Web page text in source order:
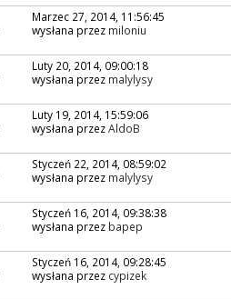
Marzec 27, 2014, 11:56:45
wysłana przez miloniu
Luty 20, 2014, 09:00:18
wysłana przez malylysy
Luty 19, 2014, 15:59:06
wysłana przezAldoB
Styczeń 22, 2014, 08:59:02
wysłana przez malylysy
Styczeń 16, 2014, 09:38:38
wysłana przez bapep
Styczeń 16, 2014, 09:28:45
wysłana przez cypizek